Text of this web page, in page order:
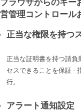
ブラウザからのキー
営管理コントロール
正当な権限を持つ
正当な証明書を持つ請負
セスできることを保証 -
行。
アラート通知設定